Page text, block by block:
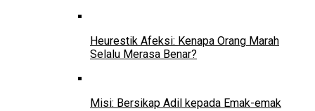
Heurestik Afeksi: Kenapa Orang Marah
Selalu Merasa Benar?
Misi: Bersikap Adil kepada Emak-emak